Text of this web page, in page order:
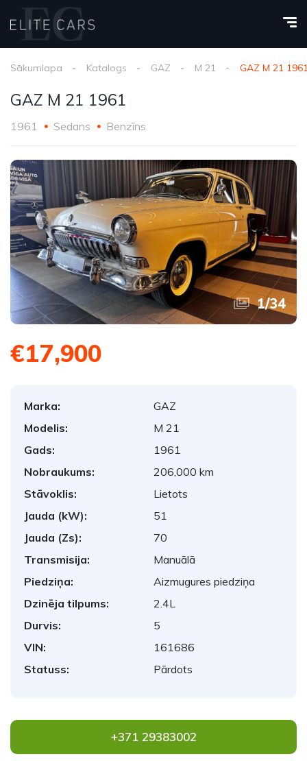
Sākumlapa Katalogs GAZ M 21 GAZ M 21
GAZ M 21 1961
1961 Sedans Benzīns
1/34
€17,900
Marka:
GAZ
Modelis:
M 21
Gads:
1961
Nobraukums:
206,000 km
Stāvoklis:
Lietots
Jauda (kW):
51
Jauda (Zs):
70
Transmisija:
Manuālā
Piedziņa:
Aizmugures piedziņa
Dzinēja tilpums:
2.4L
Durvis:
5
VIN:
161686
Statuss:
Pārdots
+371 29383002